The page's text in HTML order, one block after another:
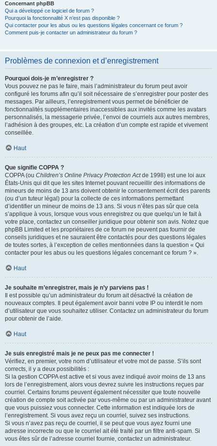
Concernant phpBB
Qui a développé ce logiciel de forum ?
Pourquoi la fonctionnalité X n’est pas disponible ?
Qui contacter pour les abus ou les questions légales concernant ce forum ?
Comment puis-je contacter un administrateur du forum ?
Problèmes de connexion et d’enregistrement
Pourquoi dois-je m’enregistrer ?
Vous pouvez ne pas le faire, mais l’administrateur du forum peut avoir
configuré les forums afin qu’il soit nécessaire de s’enregistrer pour poster des
messages. Par ailleurs, l’enregistrement vous permet de bénéficier de
fonctionnalités supplémentaires inaccessibles aux invités comme les avatars
personnalisés, la messagerie privée, l’envoi de courriels aux autres membres,
l’adhésion à des groupes, etc. La création d’un compte est rapide et vivement
conseillée.
Haut
Que signifie COPPA ?
COPPA (ou Children’s Online Privacy Protection Actde 1998) est une loi aux
États-Unis qui dit que les sites Internet pouvant recueillir des informations de
mineurs de moins de 13 ans doivent obtenir le consentement écrit des parents
(ou d’un tuteur légal) pour la collecte de ces informations permettant
d’identifier un mineur de moins de 13 ans. Si vous n’êtes pas sûr que cela
s’applique à vous, lorsque vous vous enregistrez ou que quelqu’un le fait à
votre place, contactez un conseiller juridique pour obtenir son avis. Notez que
phpBB Limited et les propriétaires de ce forum ne peuvent pas fournir de
conseils juridiques et ne sauraient être contactés pour des questions légales
de toutes sortes, à l’exception de celles mentionnées dans la question « Qui
contacter pour les abus ou les questions légales concernant ce forum ? ».
Haut
Je souhaite m’enregistrer, mais je n’y parviens pas !
Il est possible qu’un administrateur du forum ait désactivé la création de
nouveaux comptes. Il peut également avoir banni votre IP ou interdit le nom
d’utilisateur que vous souhaitez utiliser. Contactez un administrateur du forum
pour obtenir de l’aide.
Haut
Je suis enregistré mais je ne peux pas me connecter !
Vérifiez, en premier, votre nom d’utilisateur et votre mot de passe. S’ils sont
corrects, il y a deux possibilités :
Si la gestion COPPA est active et si vous avez indiqué avoir moins de 13 ans
lors de l’enregistrement, alors vous devrez suivre les instructions reçues par
courriel. Certains forums peuvent également nécessiter que toute nouvelle
création de compte soit activée par vous-même ou par un administrateur avant
que vous puissiez vous connecter. Cette information est indiquée lors de
l’enregistrement. Si vous avez reçu un courriel, suivez ses instructions.
Si vous n’avez pas reçu de courriel, il se peut que vous ayez fourni une
adresse incorrecte ou que le courriel ait été traité par un filtre anti-spam. Si
vous êtes sûr de l’adresse courriel fournie, contactez un administrateur.